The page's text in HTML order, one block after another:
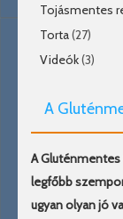
Tojásmentes
Torta(27)
Videók(3)
A
A
legfőbb
ugyan olyan jó